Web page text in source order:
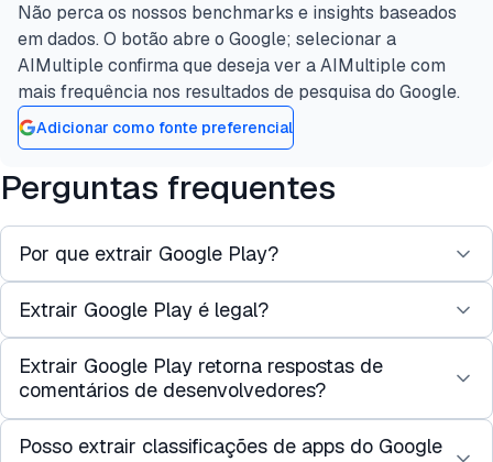
Não perca os nossos benchmarks e insights baseados
em dados. O botão abre o Google; selecionar a
AIMultiple confirma que deseja ver a AIMultiple com
mais frequência nos resultados de pesquisa do Google.
Adicionar como fonte preferencial
Perguntas frequentes
Por que extrair Google Play?
O Google Play é o maior canal de distribuição para
apps Android, e suas páginas de produtos expõem
uma ampla fatia de sinais de mercado úteis:
classificações de apps dentro de categorias,
preços, níveis de compra no app, faixas exatas de
Extrair Google Play é legal?
Páginas públicas do Google Play podem ser
acessadas sem autenticação, e extrair dados da
web publicamente disponíveis é tratado como
Extrair Google Play retorna respostas de
comentários de desenvolvedores?
Sim, quando desenvolvedores respondem a
Posso extrair classificações de apps do Google